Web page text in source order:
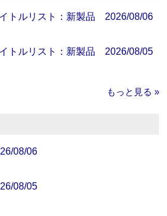
トルリスト：新製品 2026/08/06
トルリスト：新製品 2026/08/05
もっと見る »
08/06
08/05